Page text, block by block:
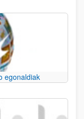
egonaldiak